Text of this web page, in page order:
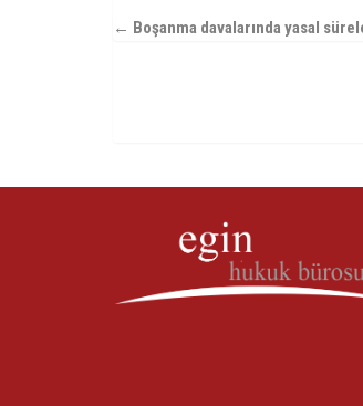
← Boşanma davalarında yasal